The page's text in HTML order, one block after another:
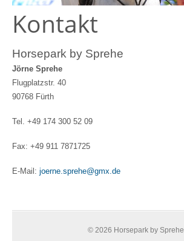
Kontakt
Horsepark by Sprehe
Jörne Sprehe
Flugplatzstr. 40
90768 Fürth
Tel. +49 174 300 52 09
Fax: +49 911 7871725
E-Mail: joerne.sprehe@gmx.de
© 2026 Horsepark by Sprehe